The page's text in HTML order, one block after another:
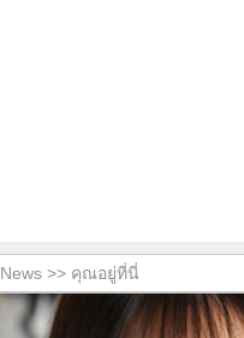
News >> คุณอยู่ที่นี่